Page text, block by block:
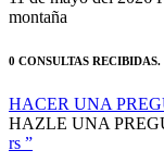
HAZLE UNA
rs ”
Debes estar logueado